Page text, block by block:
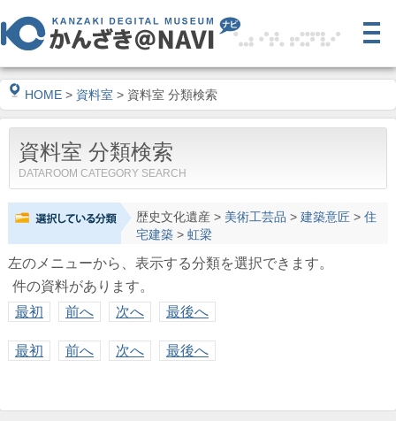
HOME > 資料室 > 資料室 分類検索
資料室 分類検索
DATAROOM CATEGORY SEARCH
歴史文化遺産> 美術工芸品 > 建築意匠 > 住
宅建築> 虹梁
左のメニューから、表示する分類を選択できます。
件の資料があります。
最初
前へ 次へ 最後へ
最初 前へ 次へ 最後へ